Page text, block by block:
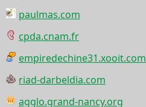
paulmas.com
cpda.cnam.fr
empiredechine31.xooit.com
riad-darbeldia.com
agglo.grand-nancy.org